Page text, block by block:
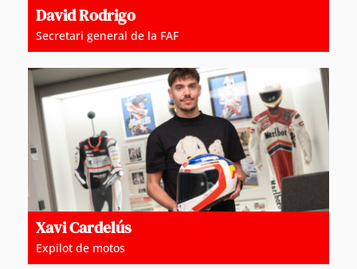
David Rodrigo
Secretari general de la FAF
Xavi Cardelús
Expilot de motos